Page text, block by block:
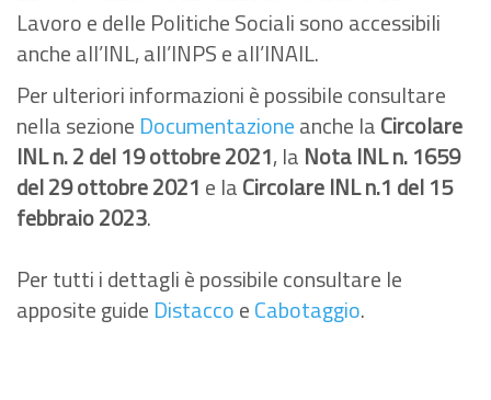
Lavoro e delle Politiche Sociali sono accessibili
anche all’INL, all’INPS e all’INAIL.
Per ulteriori informazioni è possibile consultare
nella sezione Documentazioneanche laCircolare
INL n. 2 del 19 ottobre 2021, la Nota INL n. 1659
del 29 ottobre 2021 e laCircolare INL n.1 del 15
febbraio 2023.
Per tutti i dettagli è possibile consultare le
apposite guide DistaccoeCabotaggio.